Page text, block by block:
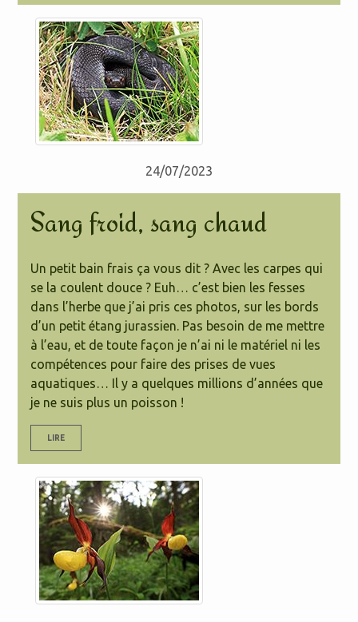
24/07/2023
Sang froid, sang chaud
Un petit bain frais ça vous dit ? Avec les carpes qui
se la coulent douce ? Euh… c’est bien les fesses
dans l’herbe que j’ai pris ces photos, sur les bords
d’un petit étang jurassien. Pas besoin de me mettre
à l’eau, et de toute façon je n’ai ni le matériel ni les
compétences pour faire des prises de vues
aquatiques… Il y a quelques millions d’années que
je ne suis plus un poisson !
LIRE